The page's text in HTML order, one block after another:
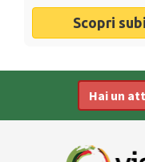
Scopri
Hai un